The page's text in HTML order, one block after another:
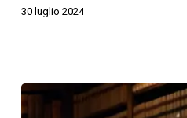
30 luglio 2024